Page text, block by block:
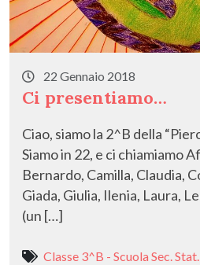
22 Gennaio 2018
Ci presentiamo…
Ciao, siamo la 2^B della
Siamo in 22, e ci chiamiamo
Bernardo, Camilla, Claudia,
Giada, Giulia, Ilenia, Laura,
(un […]
Classe 3^B - Scuola Sec.